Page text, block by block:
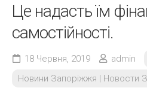
Це надасть їм
самостійності.
18 Червня, 2019 admin
Новини Запоріжжя | Новости